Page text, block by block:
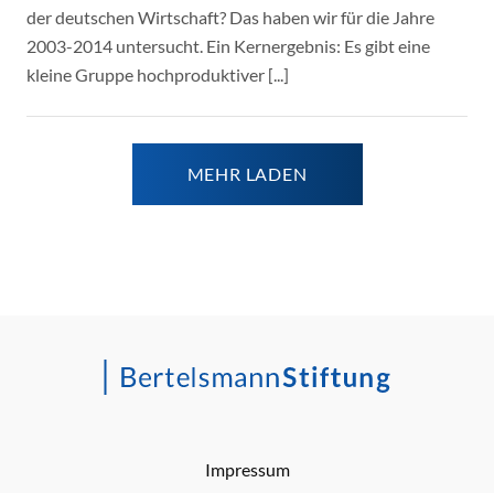
der deutschen Wirtschaft? Das haben wir für die Jahre
2003-2014 untersucht. Ein Kernergebnis: Es gibt eine
kleine Gruppe hochproduktiver [...]
MEHR LADEN
Impressum